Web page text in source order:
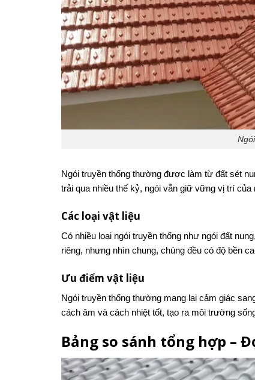
Ngói truyền thống thường được làm từ đất sét
trải qua nhiều thế kỷ, ngói vẫn giữ vững vị trí
Các loại vật liệu
Có nhiều loại ngói truyền thống như ngói đất
riêng, nhưng nhìn chung, chúng đều có độ bền
Ưu điểm vật liệu
Ngói truyền thống thường mang lại cảm giác
cách âm và cách nhiệt tốt, tạo ra môi trường
Bảng so sánh tổng hợp –